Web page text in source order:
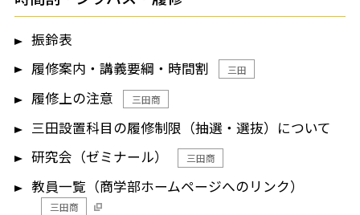
振鈴表
履修案内・講義要綱・時間割
三田
履修上の注意 三田商
三田設置科目の履修制限（抽選・選抜）について
研究会（ゼミナール）
三田商
教員一覧（商学部ホームページへのリンク）
三田商